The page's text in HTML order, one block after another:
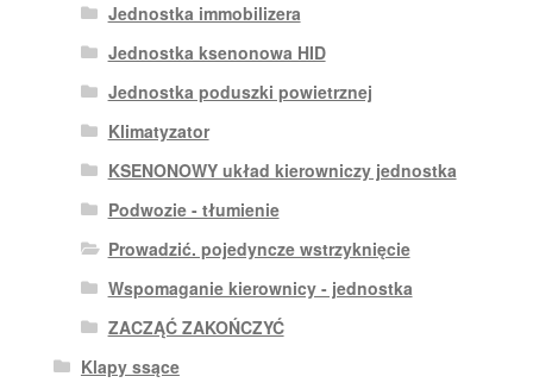
Jednostka immobilizera
Jednostka ksenonowa HID
Jednostka poduszki powietrznej
Klimatyzator
KSENONOWY układ kierowniczy jednostka
Podwozie - tłumienie
Prowadzić. pojedyncze wstrzyknięcie
Wspomaganie kierownicy - jednostka
ZACZĄĆ ZAKOŃCZYĆ
Klapy ssące